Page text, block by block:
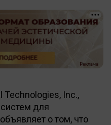
Technologies, Inc.,
для
о том, что